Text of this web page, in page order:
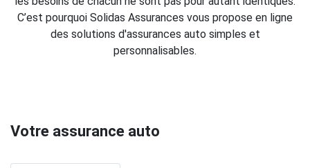
C’est pourquoi Solidas Assurances vous propose en ligne
des solutions d'assurances auto simples et
personnalisables.
Votre assurance auto